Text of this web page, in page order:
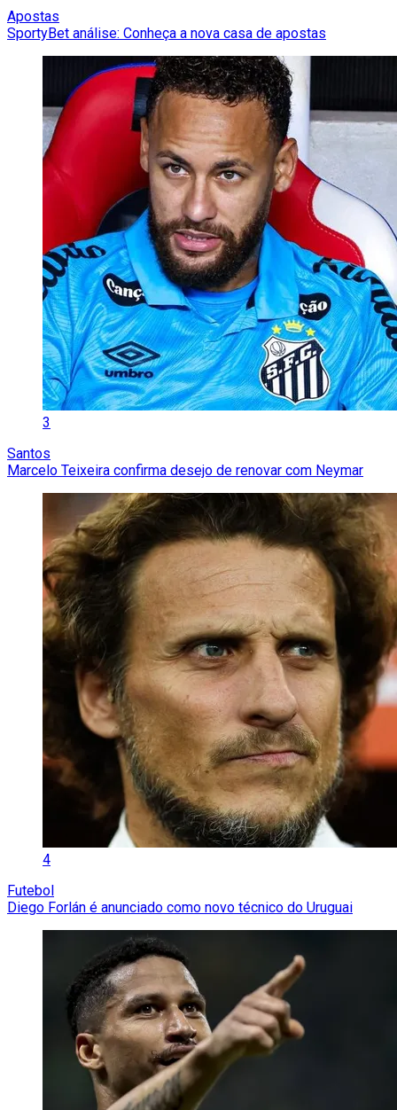
Apostas
SportyBet análise: Conheça a nova casa de apostas
3
Santos
Marcelo Teixeira confirma desejo de renovar com Neymar
4
Futebol
Diego Forlán é anunciado como novo técnico do Uruguai